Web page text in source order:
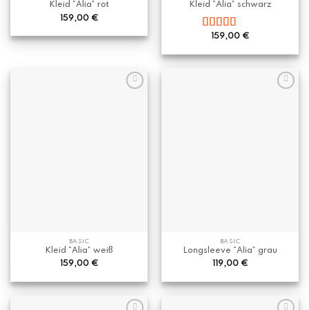
Kleid “Alia” rot
159,00 €
Kleid “Alia” schwarz
Bewertet
5
159,00 €
BASIC
Kleid “Alia” weiß
159,00 €
BASIC
Longsleeve “Alia” grau
119,00 €